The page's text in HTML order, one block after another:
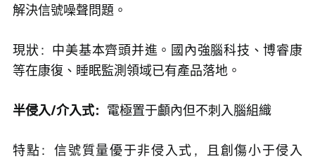
解決信號噪聲問題。
現狀：中美基本齊頭并進。國內強腦科技、博睿康
等在康復、睡眠監測領域已有產品落地。
半侵入/介入式： 電極置于顱內但不刺入腦組織
特點：信號質量優于非侵入式，且創傷小于侵入